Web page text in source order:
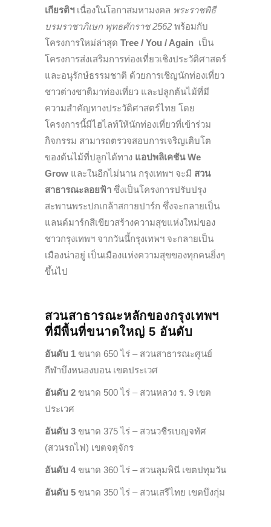
เกียรติฯ เนื่องในโอกาสมหามงคล พระราชพิธี
บรมราชาภิเษก พุทธศักราช 2562 พร้อมกับ
โครงการใหม่ล่าสุด Tree / You / Again เป็น
โครงการส่งเสริมการท่องเที่ยวเชิงประวัติศาสตร์
และอนุรักษ์ธรรมชาติ ด้วยการเชิญนักท่องเที่ยว
ชาวต่างชาติมาท่องเที่ยว และปลูกต้นไม้ที่มี
ความสำคัญทางประวัติศาสตร์ไทย โดย
โครงการนี้มีไฮไลท์ให้นักท่องเที่ยวที่เข้าร่วม
กิจกรรม สามารถตรวจสอบการเจริญเติบโต
ของต้นไม้ที่ปลูกได้ทาง แอปพลิเคชัน We
Grow และในอีกไม่นาน กรุงเทพฯ จะมี สวน
สาธารณะลอยฟ้า ซึ่งเป็นโครงการปรับปรุง
สะพานพระปกเกล้าสกายปาร์ก ซึ่งจะกลายเป็น
แลนด์มาร์กสีเขียวสร้างความสุขแห่งใหม่ของ
ชาวกรุงเทพฯ จากวันนี้กรุงเทพฯ จะกลายเป็น
เมืองน่าอยู่ เป็นเมืองแห่งความสุขของทุกคนยิ่งๆ
ขึ้นไป
สวนสาธารณะหลักของกรุงเทพฯ
ที่มีพื้นที่ขนาดใหญ่ 5 อันดับ
อันดับ 1 ขนาด 650 ไร่ – สวนสาธารณะศูนย์
กีฬาบึงหนองบอน เขตประเวศ
อันดับ 2 ขนาด 500 ไร่ – สวนหลวง ร. 9 เขต
ประเวศ
อันดับ 3 ขนาด 375 ไร่ – สวนวชืรเบญจทัศ
(สวนรถไฟ) เขตจตุจักร
อันดับ 4ขนาด 360 ไร่ – สวนลุมพินี เขตปทุมวัน
อันดับ 5 ขนาด 350 ไร่ – สวนเสรีไทย เขตบึงกุ่ม